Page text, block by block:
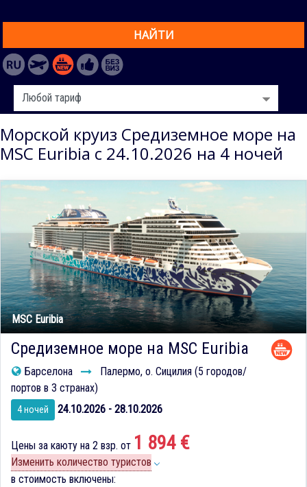
НАЙТИ
Морской круиз Средиземное море на
MSC Euribia с 24.10.2026 на 4 ночей
MSC Euribia
Средиземное море на MSC Euribia
Барселона
Палермо, о. Сицилия (5 городов/
портов в 3 странах)
4 ночей 24.10.2026 - 28.10.2026
Цены за каюту на 2 взр. от 1 894 €
Изменить количество туристов
в стоимость включены: